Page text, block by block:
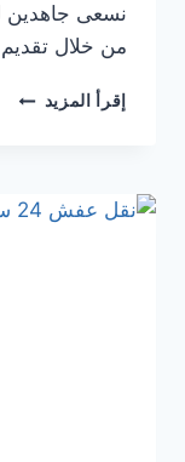
نسعى جاهدين
من خلال
إقرأ المزيد